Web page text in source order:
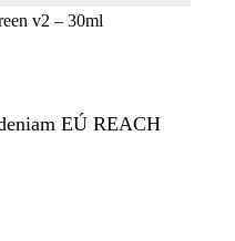
v2 – 30ml
EÚ REACH